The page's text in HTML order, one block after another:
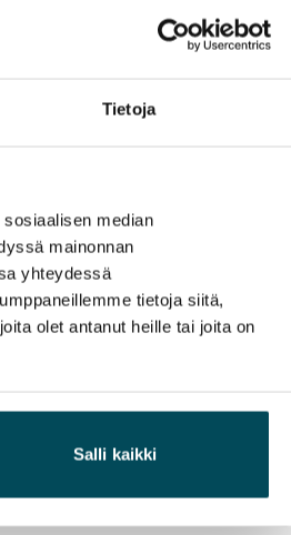
Tietoja
median
mainonnan
yhteydessä
tietoja siitä,
olet antanut heille tai joita on
Salli kaikki